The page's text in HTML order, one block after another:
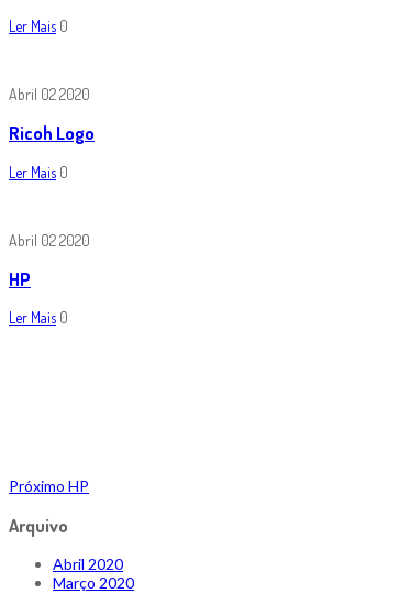
Ler Mais 0
Abril 022020
Ricoh Logo
Ler Mais 0
Abril 022020
HP
Ler Mais 0
Próximo HP
Arquivo
Abril 2020
Março 2020